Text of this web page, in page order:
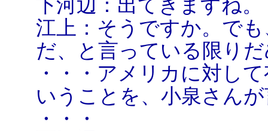
下河辺：出てきますね。
江上：そうですか。で
だ、と言っている限り
・・・アメリカに対し
いうことを、小泉さん
・・・